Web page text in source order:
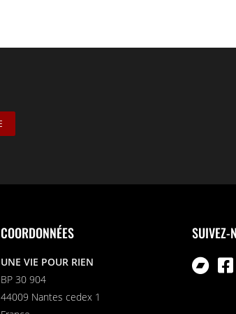
COORDONNÉES
UNE VIE POUR RIEN
BP 30 904
44009 Nantes cedex 1
SUIVEZ-